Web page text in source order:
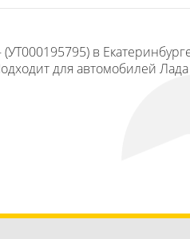
в
для автомобилей